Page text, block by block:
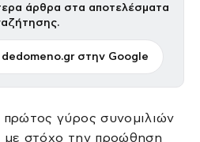
άρθρα στα αποτελέσματα
στην Google
πρώτος γύρος συνομιλιών
με στόχο την προώθηση